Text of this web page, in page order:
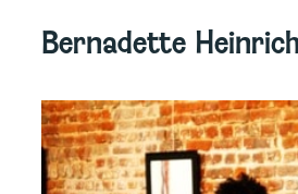
Bernadette Heinrich